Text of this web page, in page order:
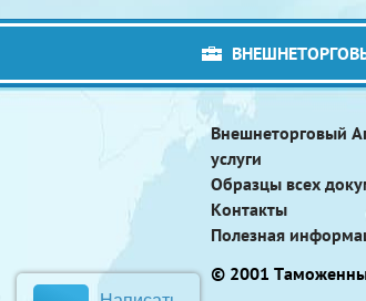
Внешнеторговый
услуги
Образцы всех
Контакты
Полезная
© 2001